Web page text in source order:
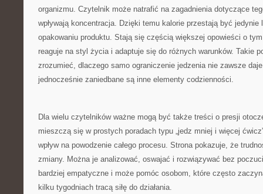
organizmu. Czytelnik może natrafić na zagadnienia dotyczące
wpływają koncentracja. Dzięki temu kalorie przestają być jedynie
opakowaniu produktu. Stają się częścią większej opowieści o
reaguje na styl życia i adaptuje się do różnych warunków. Takie
zrozumieć, dlaczego samo ograniczenie jedzenia nie zawsze
jednocześnie zaniedbane są inne elementy codzienności.
Dla wielu czytelników ważne mogą być także treści o presji
mieszczą się w prostych poradach typu „jedz mniej i więcej
wpływ na powodzenie całego procesu. Strona pokazuje, że
zmiany. Można je analizować, oswajać i rozwiązywać bez
bardziej empatyczne i może pomóc osobom, które często
kilku tygodniach tracą siłę do działania.